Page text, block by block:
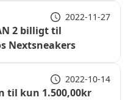
2022-11-27
2 billigt til
Nextsneakers
2022-10-14
til kun 1.500,00kr